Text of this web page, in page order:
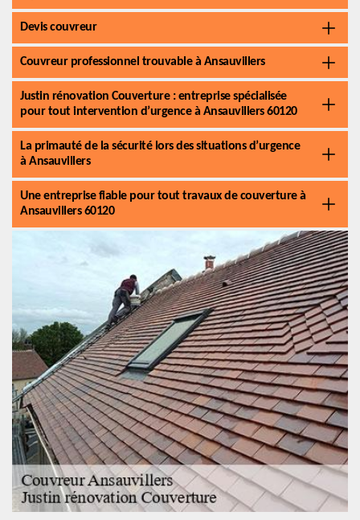
Devis couvreur
Couvreur professionnel trouvable à Ansauvillers
Justin rénovation Couverture : entreprise spécialisée
pour tout intervention d’urgence à Ansauvillers 60120
La primauté de la sécurité lors des situations d’urgence
à Ansauvillers
Une entreprise fiable pour tout travaux de couverture à
Ansauvillers 60120